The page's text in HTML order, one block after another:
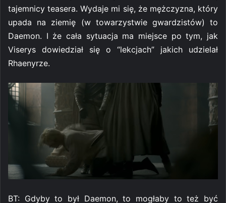
tajemnicy teasera. Wydaje mi się, że mężczyzna, który
upada na ziemię (w towarzystwie gwardzistów) to
Daemon. I że cała sytuacja ma miejsce po tym, jak
Viserys dowiedział się o “lekcjach” jakich udzielał
Rhaenyrze.
BT: Gdyby to był Daemon, to mogłaby to też być